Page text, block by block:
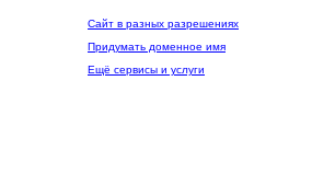
Сайт в разных разрешениях
Придумать доменное имя
Ещё сервисы и услуги